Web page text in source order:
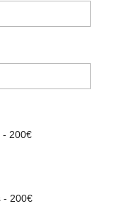
- 200€
- 200€